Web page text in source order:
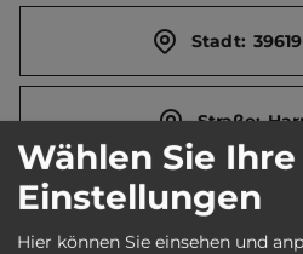
15 Uhr.
Stadt:
Straße:
E-Mail:
Wählen Sie
Einstellungen
Hier können Sie einsehen und